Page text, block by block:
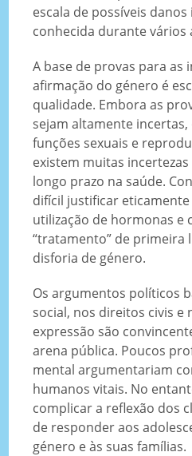
escala de possíveis
conhecida durante vários
A base de provas para as
afirmação do género é
qualidade. Embora as
sejam altamente incertas,
funções sexuais e
existem muitas
longo prazo na saúde.
difícil justificar
utilização de hormonas e
“tratamento” de primeira
disforia de género.
Os argumentos políticos
social, nos direitos civis e
expressão são
arena pública. Poucos
mental argumentariam
humanos vitais. No
complicar a reflexão dos
de responder aos
género e às suas famílias.